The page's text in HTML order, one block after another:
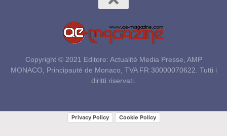
Copyright © 2021 Editore: Actualité Media Presse, AMP
MONACO, Principauté de Monaco, TVA FR 30000070622. Tutti i
diritti riservati.
Privacy Policy Cookie Policy